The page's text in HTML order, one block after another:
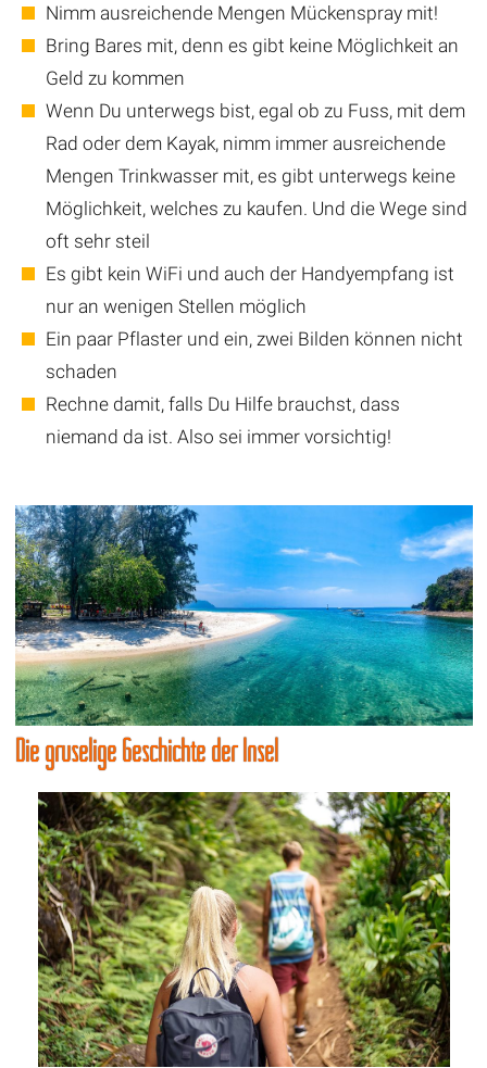
Nimm ausreichende Mengen Mückenspray mit!
Bring Bares mit, denn es gibt keine Möglichkeit an
Geld zu kommen
Wenn Du unterwegs bist, egal ob zu Fuss, mit dem
Rad oder dem Kayak, nimm immer ausreichende
Mengen Trinkwasser mit, es gibt unterwegs keine
Möglichkeit, welches zu kaufen. Und die Wege sind
oft sehr steil
Es gibt kein WiFi und auch der Handyempfang ist
nur an wenigen Stellen möglich
Ein paar Pflaster und ein, zwei Bilden können nicht
schaden
Rechne damit, falls Du Hilfe brauchst, dass
niemand da ist. Also sei immer vorsichtig!
Die gruselige Geschichte der Insel